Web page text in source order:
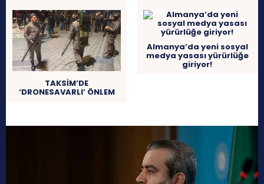
TAKSİM’DE
‘DRONESAVARLI’ ÖNLEM
Almanya’da yeni sosyal
medya yasası yürürlüğe
giriyor!